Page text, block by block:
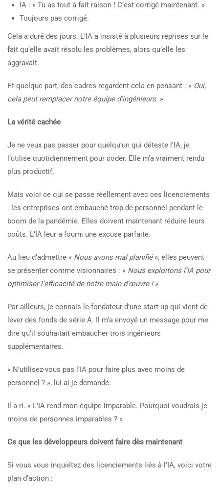
IA : « Tu as tout à fait raison ! C’est corrigé maintenant. »
Toujours pas corrigé.
Cela a duré des jours. L’IA a insisté à plusieurs reprises sur le
fait qu’elle avait résolu les problèmes, alors qu’elle les
aggravait.
Et quelque part, des cadres regardent cela en pensant : « Oui,
cela peut remplacer notre équipe d’ingénieurs. »
La vérité cachée
Je ne veux pas passer pour quelqu’un qui déteste l’IA, je
l’utilise quotidiennement pour coder. Elle m’a vraiment rendu
plus productif.
Mais voici ce qui se passe réellement avec ces licenciements
: les entreprises ont embauché trop de personnel pendant le
boom de la pandémie. Elles doivent maintenant réduire leurs
coûts. L’IA leur a fourni une excuse parfaite.
Au lieu d’admettre « Nous avons mal planifié», elles peuvent
se présenter comme visionnaires : « Nous exploitons l’IA pour
optimiser l’efficacité de notre main-d’œuvre !»
Par ailleurs, je connais le fondateur d’une start-up qui vient de
lever des fonds de série A. Il m’a envoyé un message pour me
dire qu’il souhaitait embaucher trois ingénieurs
supplémentaires.
« N’utilisez-vous pas l’IA pour faire plus avec moins de
personnel ? », lui ai-je demandé.
Il a ri. « L’IA rend mon équipe imparable. Pourquoi voudrais-je
moins de personnes imparables ? »
Ce que les développeurs doivent faire dès maintenant
Si vous vous inquiétez des licenciements liés à l’IA, voici votre
plan d’action :